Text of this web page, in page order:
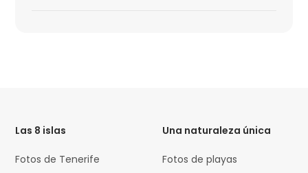
Las 8 islas
Fotos de Tenerife
Una naturaleza única
Fotos de playas